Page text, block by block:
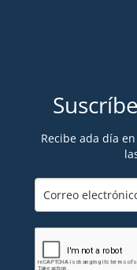
Recibe ada día